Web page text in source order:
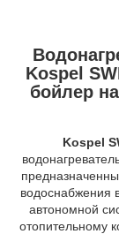
Kospel
бойлер
Kospel
водоснабжения
автономной
отопительному